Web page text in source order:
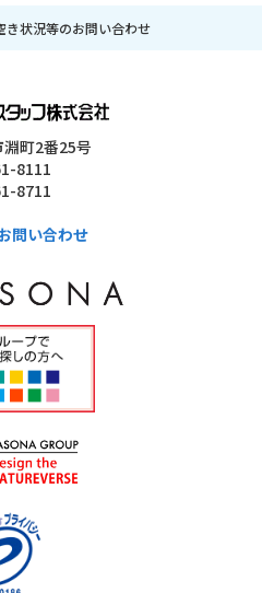
き状況等のお問い合わせ
町2番25号
8111
8711
問い合わせ